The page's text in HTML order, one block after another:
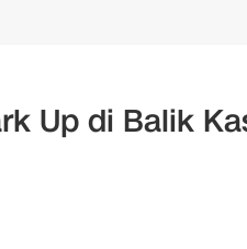
Up di Balik